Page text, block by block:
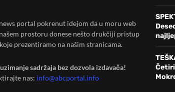
portal pokrenut idejom da u moru web
prostoru donese nešto drukčiji pristup
prezentiramo na našim stranicama.
sadržaja bez dozvola izdavača!
nas: info@abcportal.info